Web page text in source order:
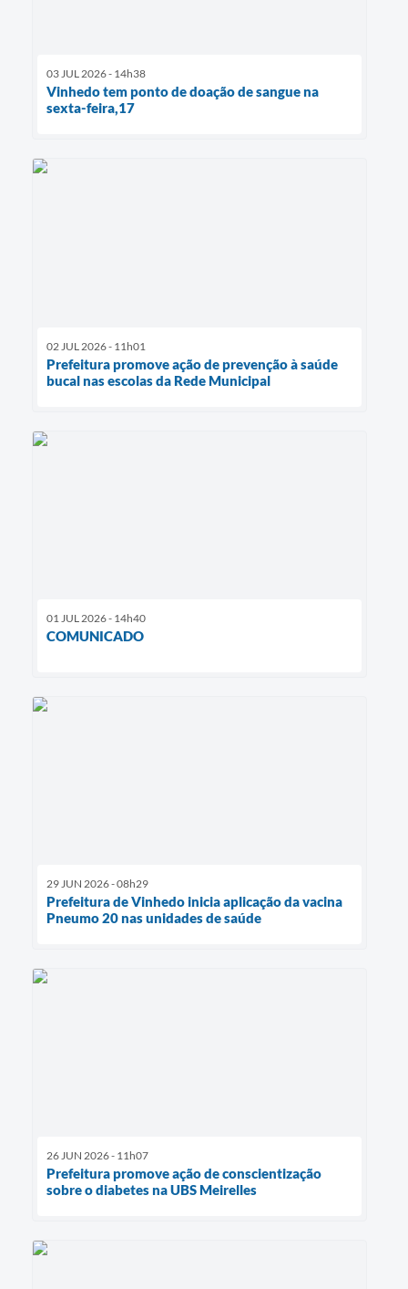
03 JUL 2026 - 14h38
Vinhedo tem ponto de doação de sangue na
sexta-feira,17
02 JUL 2026 - 11h01
Prefeitura promove ação de prevenção à saúde
bucal nas escolas da Rede Municipal
01 JUL 2026 - 14h40
COMUNICADO
29 JUN 2026 - 08h29
Prefeitura de Vinhedo inicia aplicação da vacina
Pneumo 20 nas unidades de saúde
26 JUN 2026 - 11h07
Prefeitura promove ação de conscientização
sobre o diabetes na UBS Meirelles